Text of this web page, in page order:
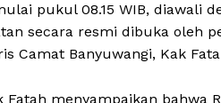
pukul 08.15 WIB, diawali
secara resmi dibuka oleh
Camat Banyuwangi, Kak
Fatah menyampaikan bahwa